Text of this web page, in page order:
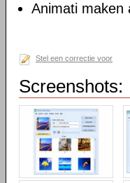
Animati maken
Stel een correctie voor
Screenshots: